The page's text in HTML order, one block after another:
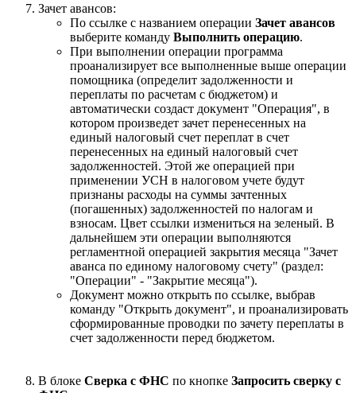
Зачет авансов:
По ссылке с названием операции Зачет авансов
выберите команду Выполнить операцию.
При выполнении операции программа
проанализирует все выполненные выше операции
помощника (определит задолженности и
переплаты по расчетам с бюджетом) и
автоматически создаст документ "Операция", в
котором произведет зачет перенесенных на
единый налоговый счет переплат в счет
перенесенных на единый налоговый счет
задолженностей. Этой же операцией при
применении УСН в налоговом учете будут
признаны расходы на суммы зачтенных
(погашенных) задолженностей по налогам и
взносам. Цвет ссылки измениться на зеленый. В
дальнейшем эти операции выполняются
регламентной операцией закрытия месяца "Зачет
аванса по единому налоговому счету" (раздел:
"Операции" - "Закрытие месяца").
Документ можно открыть по ссылке, выбрав
команду "Открыть документ", и проанализировать
сформированные проводки по зачету переплаты в
счет задолженности перед бюджетом.
В блоке Сверка с ФНС по кнопке Запросить сверку с